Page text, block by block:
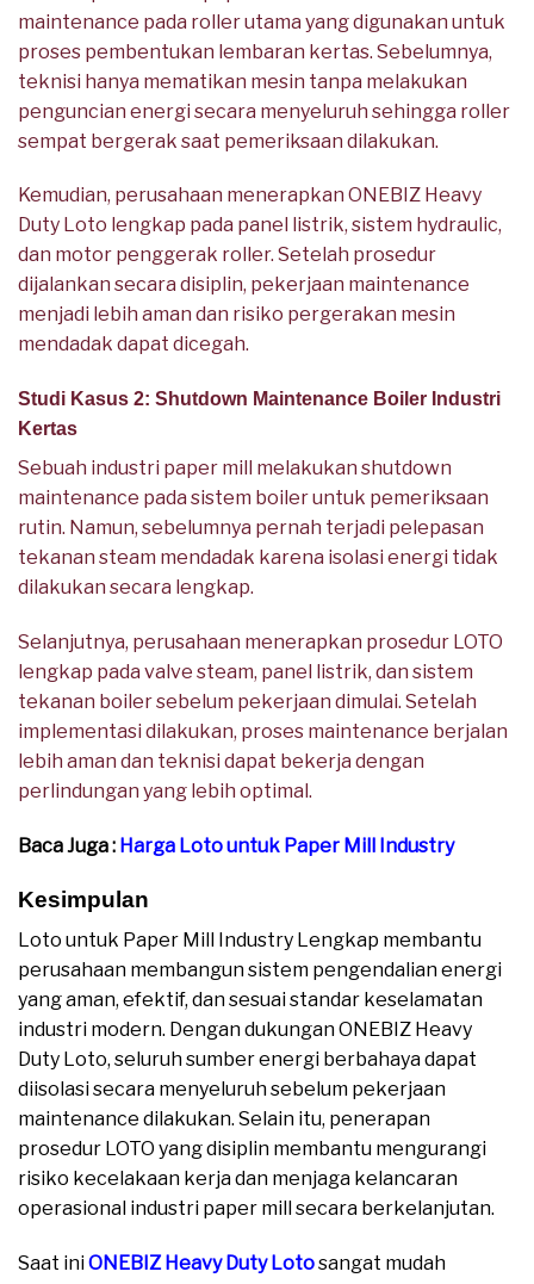
maintenance pada roller utama yang digunakan untuk
proses pembentukan lembaran kertas. Sebelumnya,
teknisi hanya mematikan mesin tanpa melakukan
penguncian energi secara menyeluruh sehingga roller
sempat bergerak saat pemeriksaan dilakukan.
Kemudian, perusahaan menerapkan ONEBIZ Heavy
Duty Loto lengkap pada panel listrik, sistem hydraulic,
dan motor penggerak roller. Setelah prosedur
dijalankan secara disiplin, pekerjaan maintenance
menjadi lebih aman dan risiko pergerakan mesin
mendadak dapat dicegah.
Studi Kasus 2: Shutdown Maintenance Boiler Industri
Kertas
Sebuah industri paper mill melakukan shutdown
maintenance pada sistem boiler untuk pemeriksaan
rutin. Namun, sebelumnya pernah terjadi pelepasan
tekanan steam mendadak karena isolasi energi tidak
dilakukan secara lengkap.
Selanjutnya, perusahaan menerapkan prosedur LOTO
lengkap pada valve steam, panel listrik, dan sistem
tekanan boiler sebelum pekerjaan dimulai. Setelah
implementasi dilakukan, proses maintenance berjalan
lebih aman dan teknisi dapat bekerja dengan
perlindungan yang lebih optimal.
Baca Juga : Harga Loto untuk Paper Mill Industry
Kesimpulan
Loto untuk Paper Mill Industry Lengkap membantu
perusahaan membangun sistem pengendalian energi
yang aman, efektif, dan sesuai standar keselamatan
industri modern. Dengan dukungan ONEBIZ Heavy
Duty Loto, seluruh sumber energi berbahaya dapat
diisolasi secara menyeluruh sebelum pekerjaan
maintenance dilakukan. Selain itu, penerapan
prosedur LOTO yang disiplin membantu mengurangi
risiko kecelakaan kerja dan menjaga kelancaran
operasional industri paper mill secara berkelanjutan.
Saat iniONEBIZ Heavy Duty Lotosangat mudah